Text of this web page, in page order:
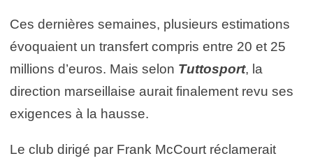
Ces dernières semaines, plusieurs estimations
évoquaient un transfert compris entre 20 et 25
millions d’euros. Mais selon Tuttosport, la
direction marseillaise aurait finalement revu ses
exigences à la hausse.
Le club dirigé par Frank McCourt réclamerait